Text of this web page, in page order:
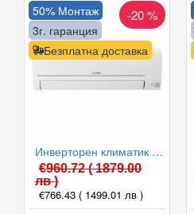
Безплатна доставка
50% Монтаж
3г. гаранция
-20 %
Инверторен климатик Mitsubishi Electric MSZ-HR25VF/MUZ-HR25VF, 9000 BTU, Клас A++
€960.72( 1879.00
лв )
€766.43 ( 1499.01 лв )